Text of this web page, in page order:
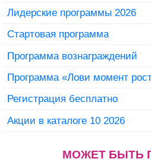
Лидерские программы 2026
Стартовая программа
Программа вознаграждений
Программа «Лови момент
Регистрация бесплатно
Акции в каталоге 10 2026
МОЖЕТ БЫТЬ